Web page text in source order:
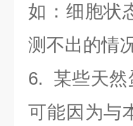
如：细胞状
测不出的情况
6. 某些天然
可能因为与